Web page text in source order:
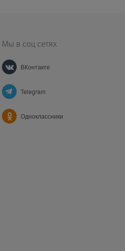
Мы в соц сетях
ВКонтакте
Telegram
Одноклассники